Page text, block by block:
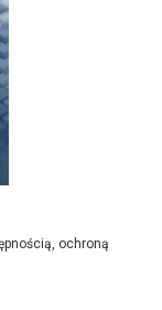
ochroną